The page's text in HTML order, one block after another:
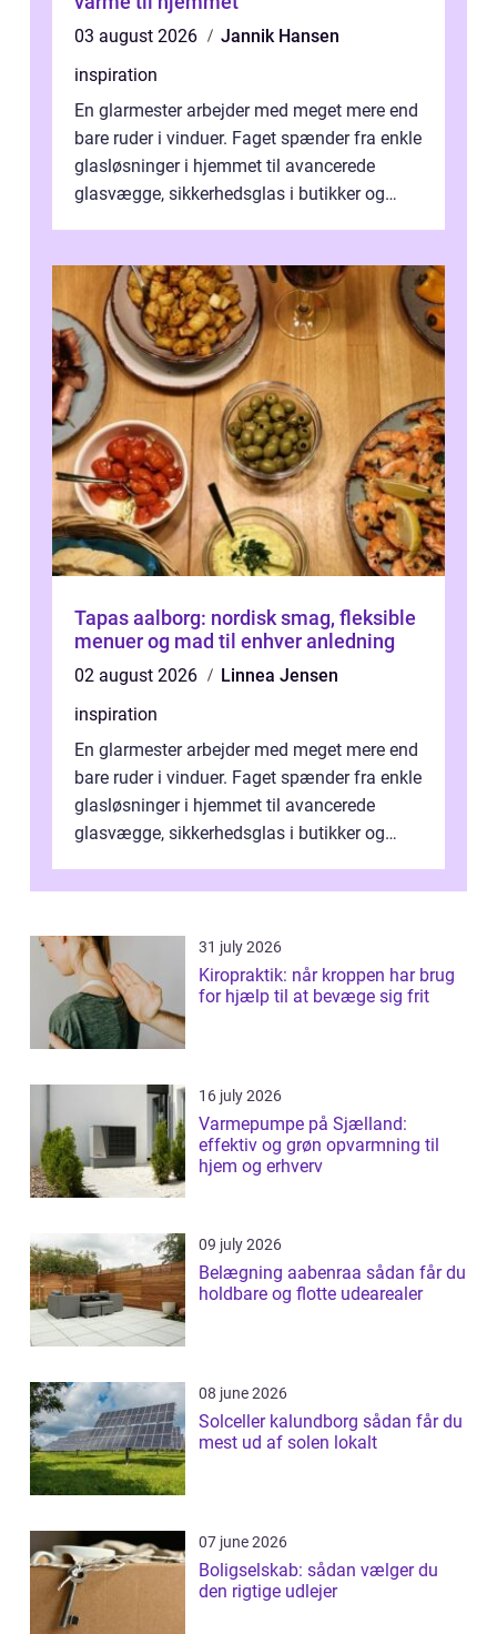
03 august 2026
Jannik Hansen
inspiration
En glarmester arbejder med meget mere end
bare ruder i vinduer. Faget spænder fra enkle
glasløsninger i hjemmet til avancerede
glasvægge, sikkerhedsglas i butikker og
Tapas aalborg: nordisk smag, fleksible
menuer og mad til enhver anledning
02 august 2026
Linnea Jensen
inspiration
En glarmester arbejder med meget mere end
bare ruder i vinduer. Faget spænder fra enkle
glasløsninger i hjemmet til avancerede
glasvægge, sikkerhedsglas i butikker og
31 july 2026
Kiropraktik: når kroppen har brug
for hjælp til at bevæge sig frit
16 july 2026
Varmepumpe på Sjælland:
effektiv og grøn opvarmning til
hjem og erhverv
09 july 2026
Belægning aabenraa sådan får du
holdbare og flotte udearealer
08 june 2026
Solceller kalundborg sådan får du
mest ud af solen lokalt
07 june 2026
Boligselskab: sådan vælger du
den rigtige udlejer